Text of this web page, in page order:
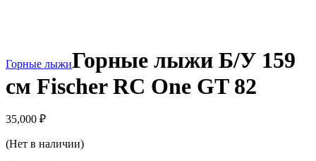
Горные лыжиГорные лыжи Б/У 159
см Fischer RC One GT 82
35,000 ₽
(Нет в наличии)